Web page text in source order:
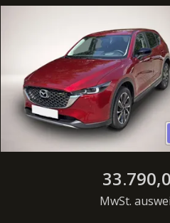
Newground 2WD
Bluetooth Head
Display Nav
MwSt.